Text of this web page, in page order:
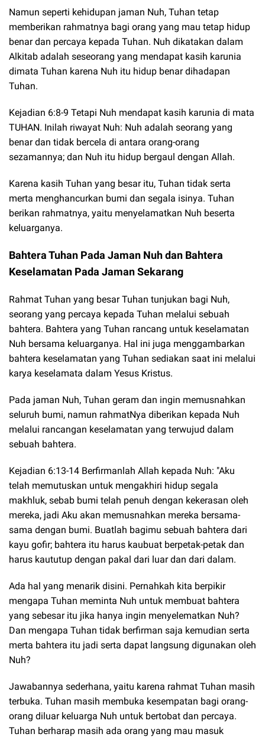
Namun seperti kehidupan jaman Nuh, Tuhan tetap
memberikan rahmatnya bagi orang yang mau tetap hidup
benar dan percaya kepada Tuhan. Nuh dikatakan dalam
Alkitab adalah seseorang yang mendapat kasih karunia
dimata Tuhan karena Nuh itu hidup benar dihadapan
Tuhan.
Kejadian 6:8-9 Tetapi Nuh mendapat kasih karunia di mata
TUHAN. Inilah riwayat Nuh: Nuh adalah seorang yang
benar dan tidak bercela di antara orang-orang
sezamannya; dan Nuh itu hidup bergaul dengan Allah.
Karena kasih Tuhan yang besar itu, Tuhan tidak serta
merta menghancurkan bumi dan segala isinya. Tuhan
berikan rahmatnya, yaitu menyelamatkan Nuh beserta
keluarganya.
Bahtera Tuhan Pada Jaman Nuh dan Bahtera
Keselamatan Pada Jaman Sekarang
Rahmat Tuhan yang besar Tuhan tunjukan bagi Nuh,
seorang yang percaya kepada Tuhan melalui sebuah
bahtera. Bahtera yang Tuhan rancang untuk keselamatan
Nuh bersama keluarganya. Hal ini juga menggambarkan
bahtera keselamatan yang Tuhan sediakan saat ini melalui
karya keselamata dalam Yesus Kristus.
Pada jaman Nuh, Tuhan geram dan ingin memusnahkan
seluruh bumi, namun rahmatNya diberikan kepada Nuh
melalui rancangan keselamatan yang terwujud dalam
sebuah bahtera.
Kejadian 6:13-14 Berfirmanlah Allah kepada Nuh: "Aku
telah memutuskan untuk mengakhiri hidup segala
makhluk, sebab bumi telah penuh dengan kekerasan oleh
mereka, jadi Aku akan memusnahkan mereka bersama-
sama dengan bumi. Buatlah bagimu sebuah bahtera dari
kayu gofir; bahtera itu harus kaubuat berpetak-petak dan
harus kaututup dengan pakal dari luar dan dari dalam.
Ada hal yang menarik disini. Pernahkah kita berpikir
mengapa Tuhan meminta Nuh untuk membuat bahtera
yang sebesar itu jika hanya ingin menyelematkan Nuh?
Dan mengapa Tuhan tidak berfirman saja kemudian serta
merta bahtera itu jadi serta dapat langsung digunakan oleh
Nuh?
Jawabannya sederhana, yaitu karena rahmat Tuhan masih
terbuka. Tuhan masih membuka kesempatan bagi orang-
orang diluar keluarga Nuh untuk bertobat dan percaya.
Tuhan berharap masih ada orang yang mau masuk